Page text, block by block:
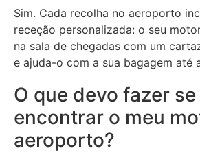
Sim. Cada recolha no aeroporto
receção personalizada: o seu
na sala de chegadas com um
e ajuda-o com a sua bagagem até
O que devo fazer
encontrar o meu
aeroporto?